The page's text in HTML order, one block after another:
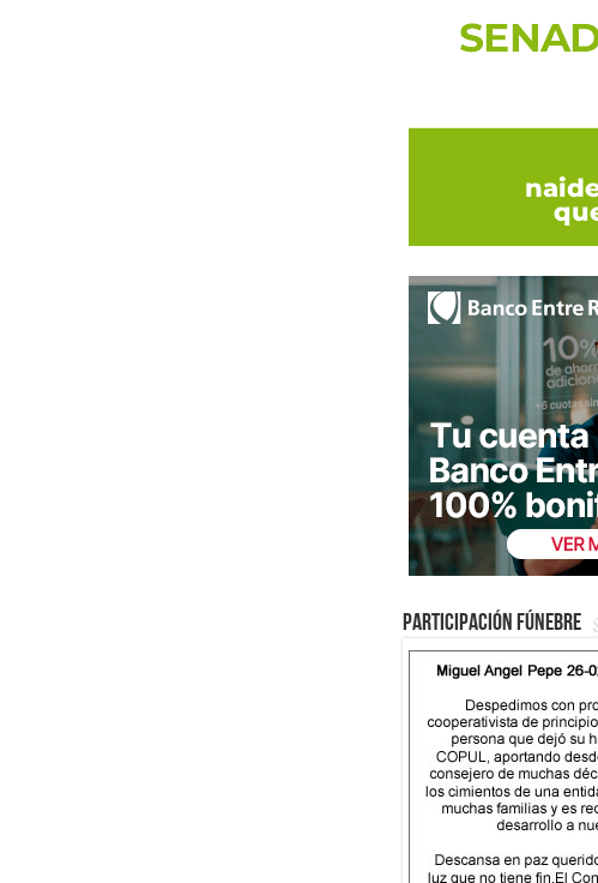
Participación fúnebre